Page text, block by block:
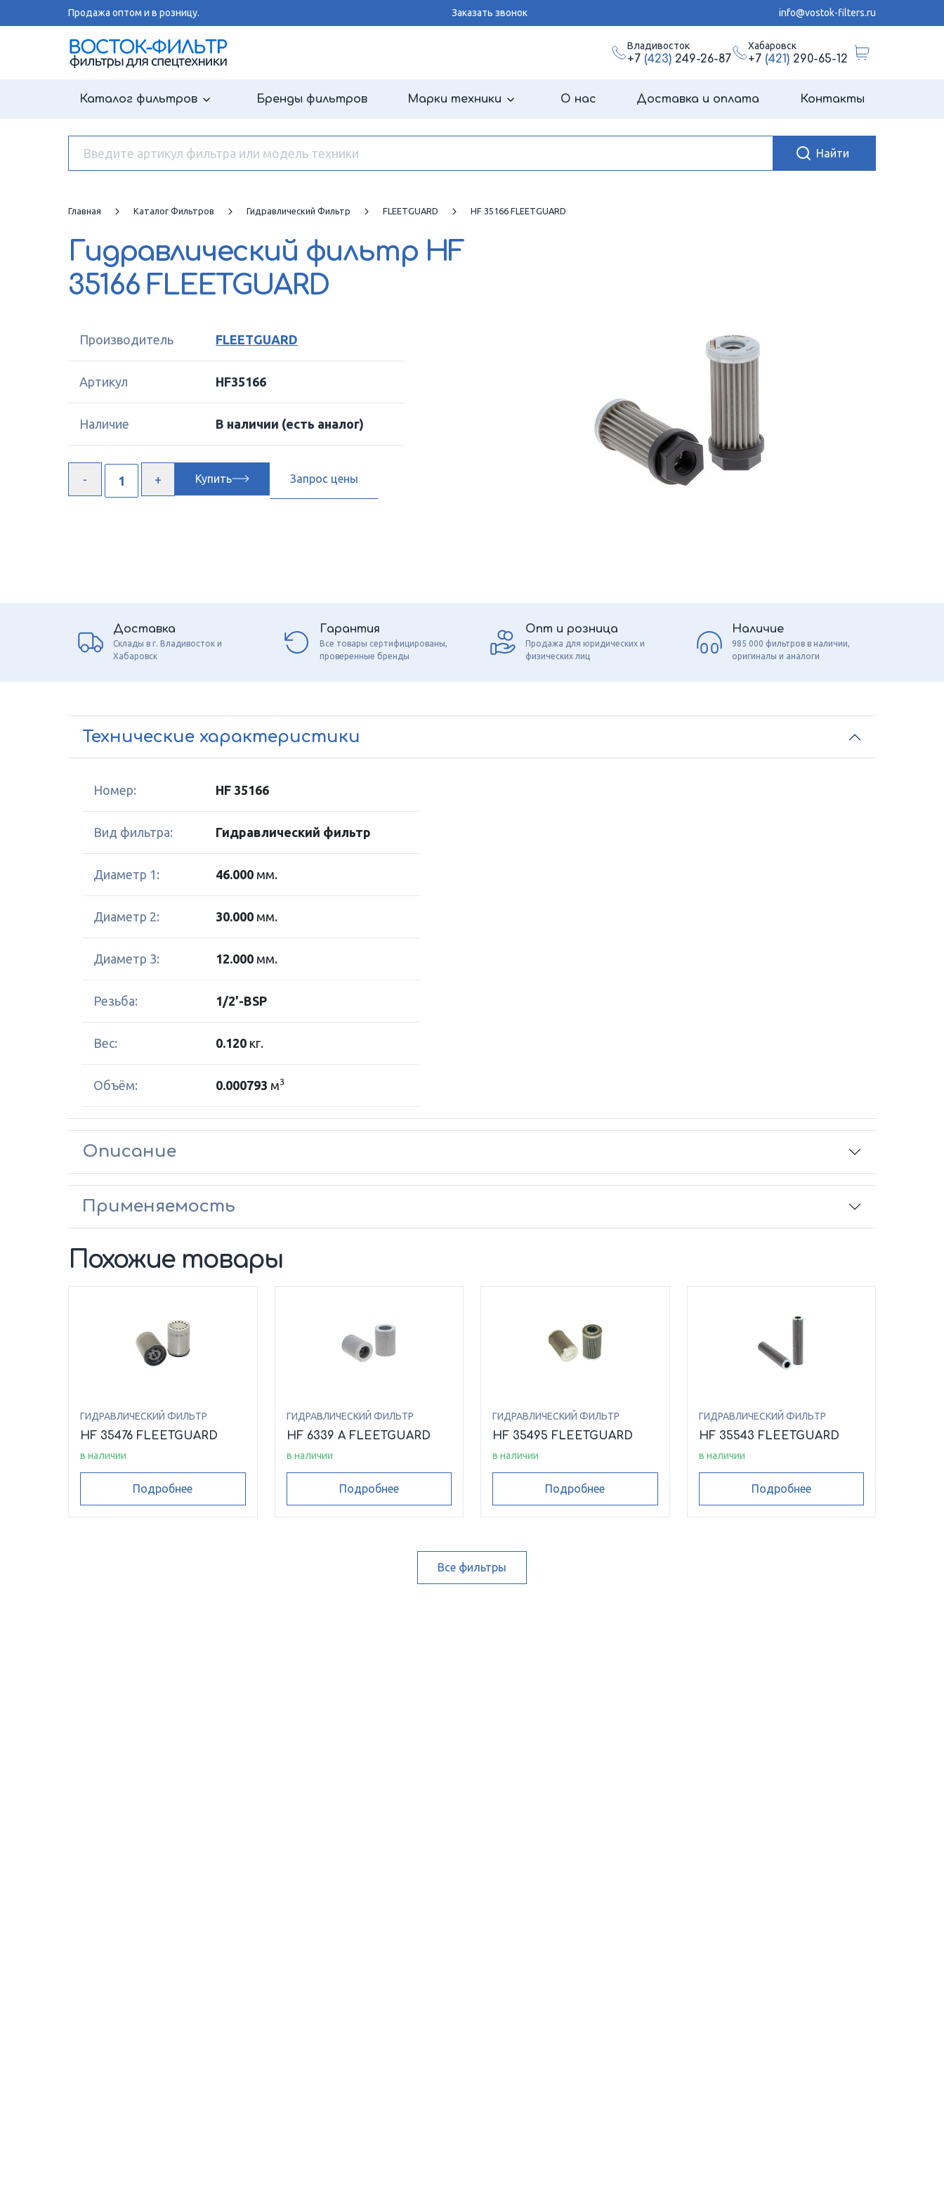
Продажа оптом и в розницу. Заказать звонок info@vostok-filters.ru
Владивосток
+7 (423)249-26-87
Хабаровск
+7 (421)290-65-12
Каталог фильтров Бренды фильтров Марки техники О нас Доставка и оплата Контакты
Главная Каталог Фильтров Гидравлический Фильтр FLEETGUARD HF 35166 FLEETGUARD
Гидравлический фильтр HF
35166 FLEETGUARD
Производитель FLEETGUARD
Артикул HF35166
Наличие В наличии (есть аналог)
Купить Запрос цены
Доставка
Склады в г. Владивосток и
Хабаровск
Гарантия
Все товары сертифицированы,
проверенные бренды
Опт и розница
Продажа для юридических и
физических лиц
Наличие
985 000 фильтров в наличии,
оригиналы и аналоги
Технические характеристики
Номер: HF 35166
Вид фильтра: Гидравлический фильтр
Диаметр 1: 46.000 мм.
Диаметр 2: 30.000 мм.
Диаметр 3: 12.000 мм.
Резьба: 1/2'-BSP
Вес: 0.120 кг.
Объём: 0.000793 м3
Описание
Применяемость
Похожие товары
ГИДРАВЛИЧЕСКИЙ ФИЛЬТР
HF 35476 FLEETGUARD
в наличии
Подробнее
ГИДРАВЛИЧЕСКИЙ ФИЛЬТР
HF 6339 A FLEETGUARD
в наличии
Подробнее
ГИДРАВЛИЧЕСКИЙ ФИЛЬТР
HF 35495 FLEETGUARD
в наличии
Подробнее
ГИДРАВЛИЧЕСКИЙ ФИЛЬТР
HF 35543 FLEETGUARD
в наличии
Подробнее
Все фильтры